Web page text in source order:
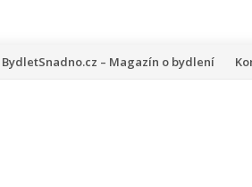
Přeskočit
BydletSnadno.cz – Magazín o bydlení